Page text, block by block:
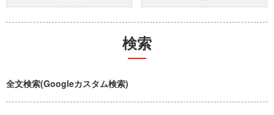
検索
全文検索(Googleカスタム検索)